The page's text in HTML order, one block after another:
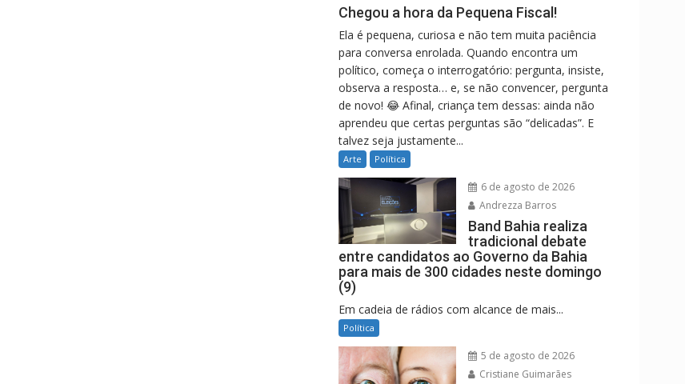
Chegou a hora da Pequena Fiscal!
Ela é pequena, curiosa e não tem muita paciência
para conversa enrolada. Quando encontra um
político, começa o interrogatório: pergunta, insiste,
observa a resposta… e, se não convencer, pergunta
de novo! 😂 Afinal, criança tem dessas: ainda não
aprendeu que certas perguntas são “delicadas”. E
talvez seja justamente...
Arte Política
6 de agosto de 2026
Andrezza Barros
Band Bahia realiza
tradicional debate
entre candidatos ao Governo da Bahia
para mais de 300 cidades neste domingo
(9)
Em cadeia de rádios com alcance de mais...
Política
5 de agosto de 2026
Cristiane Guimarães